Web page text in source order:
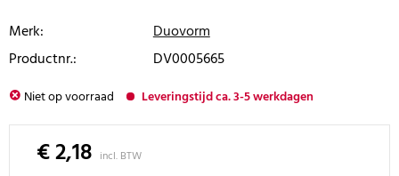
Merk:
Duovorm
Productnr.:
DV0005665
Niet op voorraad Leveringstijd ca. 3-5 werkdagen
€ 2,18 incl. BTW